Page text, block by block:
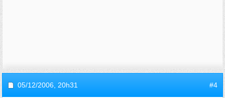
05/12/2006, 20h31 #4